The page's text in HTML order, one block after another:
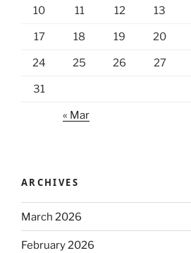
10 11 12 13
17 18 19 20
24 25 26 27
31
« Mar
ARCHIVES
March 2026
February 2026